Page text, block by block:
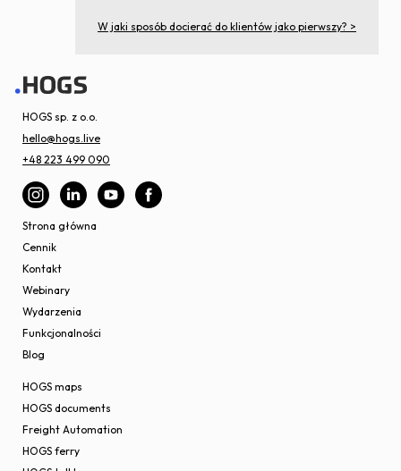
W jaki sposób docierać do klientów jako pierwszy? >
HOGS sp. z o.o.
hello@hogs.live
+48 223 499 090
Strona główna
Cennik
Kontakt
Webinary
Wydarzenia
Funkcjonalności
Blog
HOGS maps
HOGS documents
Freight Automation
HOGS ferry